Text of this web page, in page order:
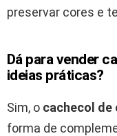
preservar cores e
Dá para vender
ideias práticas?
Sim, o cachecol de
forma de